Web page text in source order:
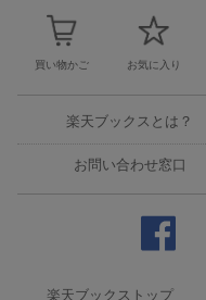
買い物かご お気に入り
楽天ブックスとは？
お問い合わせ窓口
楽天ブックストップ